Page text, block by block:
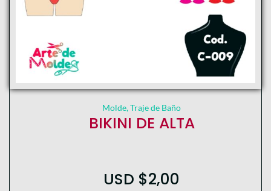
Molde,Traje de Baño
BIKINI DE ALTA
USD $2,00